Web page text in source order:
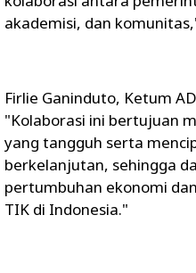
akademisi, dan
Firlie Ganinduto, Ketum
"Kolaborasi ini bertujuan
yang tangguh serta
berkelanjutan, sehingga
pertumbuhan ekonomi
TIK di Indonesia."